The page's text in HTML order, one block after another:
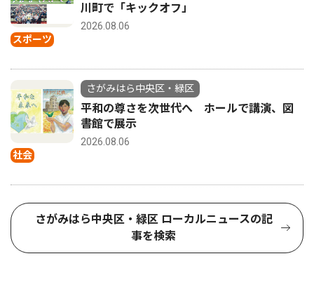
スポーツ
川町で「キックオフ」
2026.08.06
社会
さがみはら中央区・緑区
平和の尊さを次世代へ ホールで講演、図
書館で展示
2026.08.06
さがみはら中央区・緑区 ローカルニュースの記
事を検索